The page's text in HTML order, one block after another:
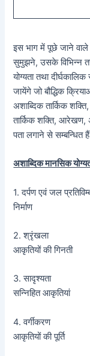
इस भाग में पूछे जाने वाले
सुमुझने, उसके विभिन्न
योग्यता तथा
जायेंगे जो बौद्धिक
अशाब्दिक तार्किक
तार्किक शक्ति,
पता लगाने से सम्बन्धित
अशाब्दिक मानसिक
1. दर्पण
निर्माण
2.
आकृतियों की गिनती
3.
सन्निहित आकृतियां
4.
आकृतियों की पूर्ति